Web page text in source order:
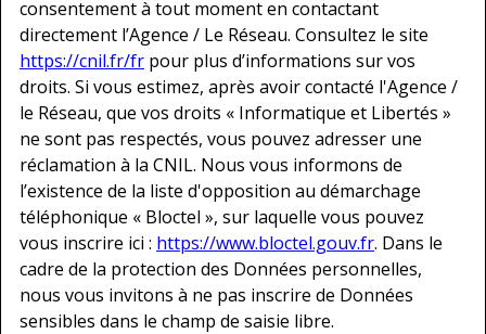
consentement à tout moment en contactant
directement l’Agence / Le Réseau. Consultez le site
https://cnil.fr/fr pour plus d’informations sur vos
droits. Si vous estimez, après avoir contacté l'Agence /
le Réseau, que vos droits « Informatique et Libertés »
ne sont pas respectés, vous pouvez adresser une
réclamation à la CNIL. Nous vous informons de
l’existence de la liste d'opposition au démarchage
téléphonique « Bloctel », sur laquelle vous pouvez
vous inscrire ici : https://www.bloctel.gouv.fr. Dans le
cadre de la protection des Données personnelles,
nous vous invitons à ne pas inscrire de Données
sensibles dans le champ de saisie libre.